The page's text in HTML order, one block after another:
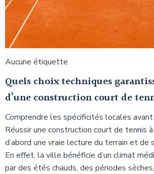
Aucune étiquette
Quels choix techniques
d’une construction court de
Comprendre les spécificités locales
Réussir une construction court de tennis
d’abord une vraie lecture du terrain et de
En effet, la ville bénéficie d’un climat
par des étés chauds, des périodes